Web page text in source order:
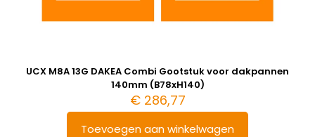
UCX M8A 13G DAKEA Combi Gootstuk voor dakpannen
140mm (B78xH140)
€286,77
Toevoegen aan winkelwagen